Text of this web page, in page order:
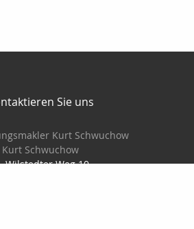
Sie uns
Kurt Schwuchow
Kurt Schwuchow
Wilstedter Weg 10